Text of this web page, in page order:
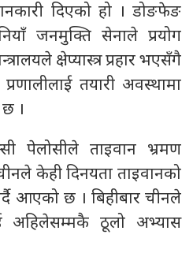
दिएको हो । डोङफेङ
जनमुक्ति सेनाले प्रयोग
क्षेप्यास्त्र प्रहार भएसँगै
प्रणालीलाई तयारी अवस्थामा
।
पेलोसीले ताइवान भ्रमण
केही दिनयता ताइवानको
आएको छ । बिहीबार चीनले
अहिलेसम्मकै ठूलो अभ्यास